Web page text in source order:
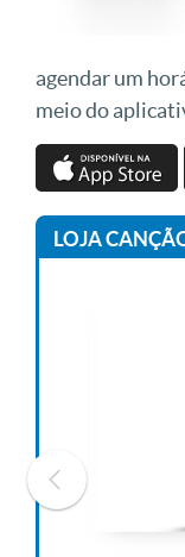
agendar um
meio do
LOJA